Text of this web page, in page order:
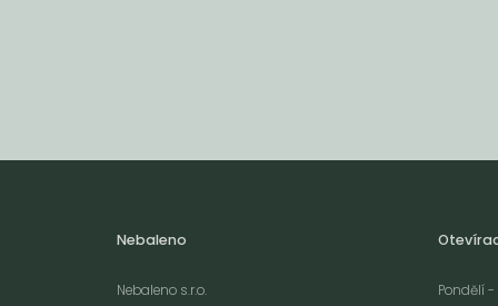
Nebaleno
Nebaleno s.r.o.
Pondělí -